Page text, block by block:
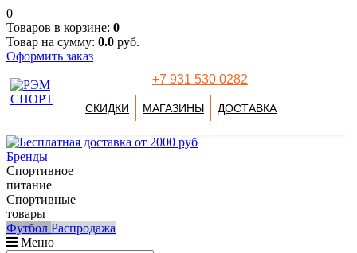
0
Товаров в корзине: 0
Товар на сумму: 0.0 руб.
Оформить заказ
+7 931 530 0282
СКИДКИ МАГАЗИНЫ ДОСТАВКА
Бренды
Спортивное
питание
Спортивные
товары
Футбол Распродажа
Меню